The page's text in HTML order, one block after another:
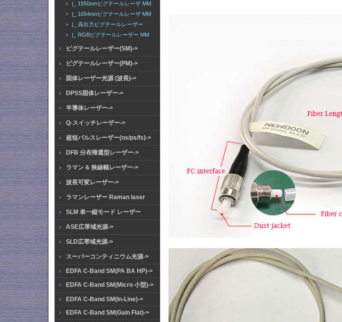
|_ 1550nmピグテールレーザ MM
|_ 1654nmピグテールレーザ MM
|_ 高出力ピグテールレーザー
|_ RGBピグテールレーザー MM
ピグテールレーザー(SM)->
ピグテールレーザー(PM)->
固体レーザー光源 (波長)->
DPSS固体レーザー->
半導体レーザー->
Q-スイッチレーザー->
超短パルスレーザー(ns/ps/fs)->
DFB 分布帰還型レーザー->
ラマン & 狭線幅レーザー->
波長可変レーザー->
ラマンレーザー Raman laser
SLM 単一縦モード レーザー
ASE広帯域光源->
SLD広帯域光源->
スーパーコンティニウム光源->
EDFA C-Band SM(PA BA HP)->
EDFA C-Band SM(Micro 小型)->
EDFA C-Band SM(In-Line)->
EDFA C-Band SM(Gain Flat)->